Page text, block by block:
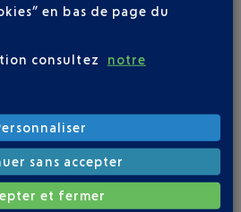
en bas de page du
consultez
notre
sans accepter
et fermer